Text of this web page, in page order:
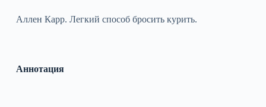
Аллен Карр. Легкий способ бросить курить.
Аннотация